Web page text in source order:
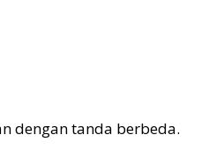
dengan tanda berbeda.